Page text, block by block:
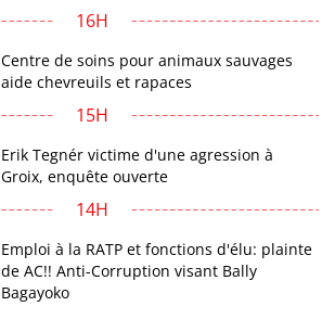
16H
Centre de soins pour animaux sauvages
aide chevreuils et rapaces
15H
Erik Tegnér victime d'une agression à
Groix, enquête ouverte
14H
Emploi à la RATP et fonctions d'élu: plainte
de AC!! Anti-Corruption visant Bally
Bagayoko